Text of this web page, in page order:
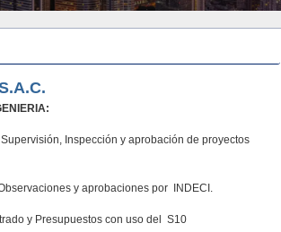
Inspección y aprobación de proyectos
y aprobaciones por INDECI.
y Presupuestos con uso del S10